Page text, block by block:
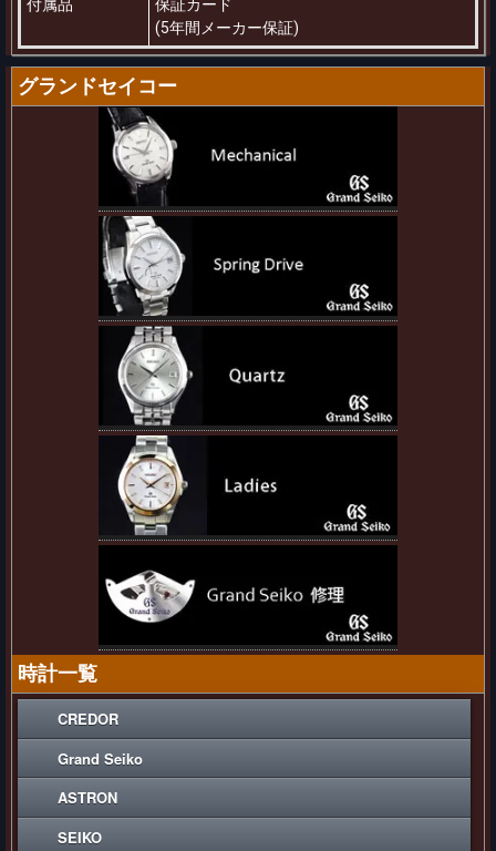
付属品
保証カード
(5年間メーカー保証)
グランドセイコー
時計一覧
CREDOR
Grand Seiko
ASTRON
SEIKO